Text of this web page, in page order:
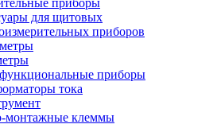
приборы
для щитовых
приборов
приборы
тока
монтажные клеммы